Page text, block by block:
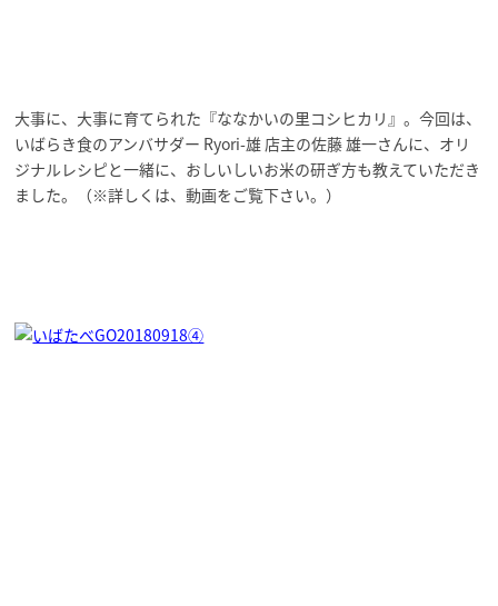
大事に、大事に育てられた『ななかいの里コシヒカリ』。今回は、
いばらき食のアンバサダー Ryori-雄 店主の佐藤 雄一さんに、オリ
ジナルレシピと一緒に、おしいしいお米の研ぎ方も教えていただき
ました。（※詳しくは、動画をご覧下さい。）